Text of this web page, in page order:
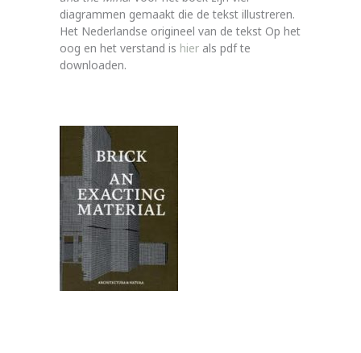
diagrammen gemaakt die de tekst illustreren.
Het Nederlandse origineel van de tekst Op het
oog en het verstand is hier als pdf te
downloaden.